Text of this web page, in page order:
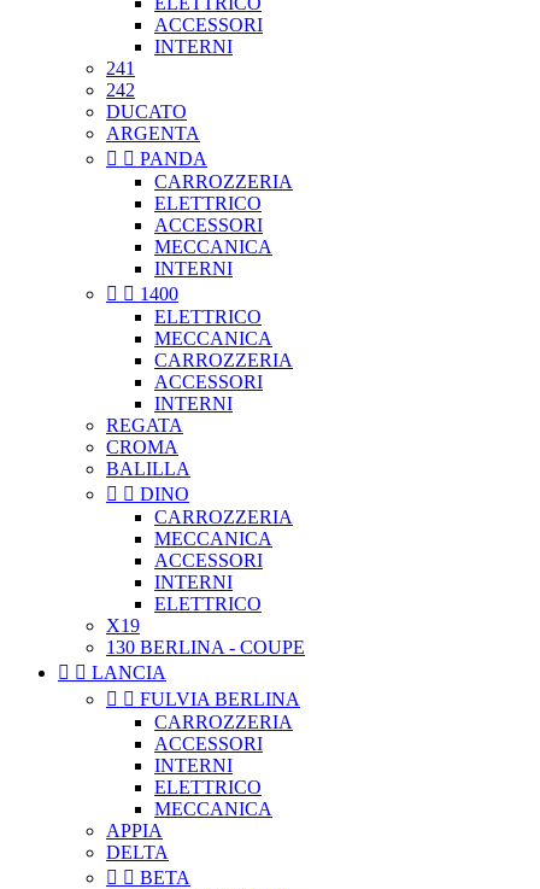
ACCESSORI
INTERNI
241
242
DUCATO
ARGENTA
  PANDA
CARROZZERIA
ELETTRICO
ACCESSORI
MECCANICA
INTERNI
  1400
ELETTRICO
MECCANICA
CARROZZERIA
ACCESSORI
INTERNI
REGATA
CROMA
BALILLA
  DINO
CARROZZERIA
MECCANICA
ACCESSORI
INTERNI
ELETTRICO
X19
130 BERLINA - COUPE
  LANCIA
  FULVIA BERLINA
CARROZZERIA
ACCESSORI
INTERNI
ELETTRICO
MECCANICA
APPIA
DELTA
  BETA